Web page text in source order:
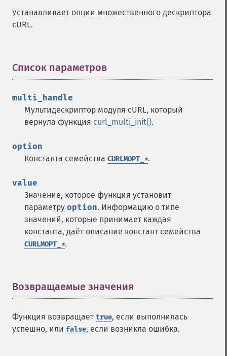
Устанавливает опции множественного дескриптора
cURL.
Список параметров
multi_handle
Мультидескриптор модуля cURL, который
вернула функция curl_multi_init().
option
Константа семейства CURLMOPT_ *.
value
Значение, которое функция установит
параметру option. Информацию о типе
значений, которые принимает каждая
константа, даёт описание констант семейства
CURLMOPT_ *.
Возвращаемые значения
Функция возвращает true, если выполнилась
успешно, или false, если возникла ошибка.